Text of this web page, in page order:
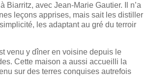
Biarritz, avec Jean-Marie Gautier. Il n’a
leçons apprises, mais sait les distiller
les adaptant au gré du terroir
venu y dîner en voisine depuis le
Cette maison a aussi accueilli la
sur des terres conquises autrefois